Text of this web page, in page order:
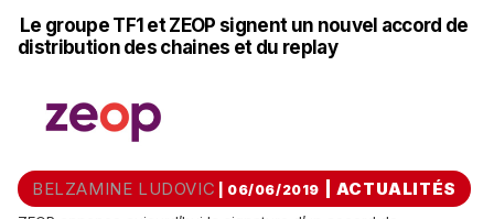
Le groupe TF1 et ZEOP signent un nouvel accord de
distribution des chaines et du replay
BELZAMINE LUDOVIC | 06/06/2019 ACTUALITÉS